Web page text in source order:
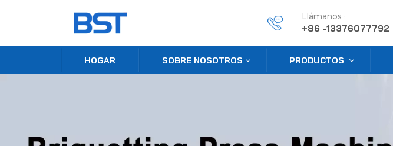
Llámanos :
+86 -13376077792
HOGAR SOBRE NOSOTROS PRODUCTOS